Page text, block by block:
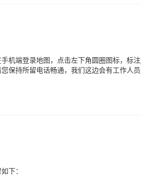
机端登录地图，点击左下角圆圈图标，标注
保持所留电话畅通，我们这边会有工作人
下：